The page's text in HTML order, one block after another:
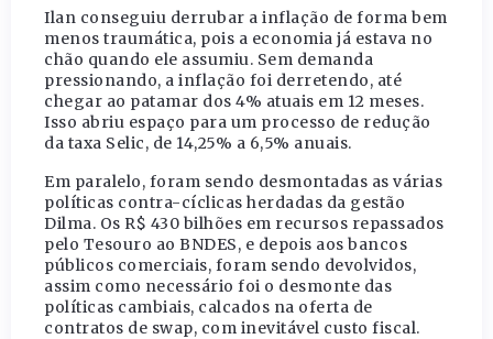
Ilan conseguiu derrubar a inflação de forma bem
menos traumática, pois a economia já estava no
chão quando ele assumiu. Sem demanda
pressionando, a inflação foi derretendo, até
chegar ao patamar dos 4% atuais em 12 meses.
Isso abriu espaço para um processo de redução
da taxa Selic, de 14,25% a 6,5% anuais.
Em paralelo, foram sendo desmontadas as várias
políticas contra-cíclicas herdadas da gestão
Dilma. Os R$ 430 bilhões em recursos repassados
pelo Tesouro ao BNDES, e depois aos bancos
públicos comerciais, foram sendo devolvidos,
assim como necessário foi o desmonte das
políticas cambiais, calcados na oferta de
contratos de swap, com inevitável custo fiscal.